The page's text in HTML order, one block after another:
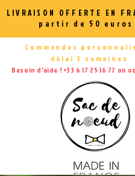
LIVRAISON OFFERTE EN
partir de 50 euros
Commandes
délai 3 semaines
Besoin d'aide ?+33 6 17 25 16 77 on